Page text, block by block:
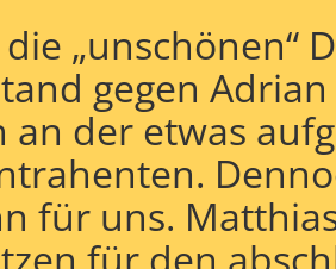
„unschönen“
gegen
an der etwas
für uns.